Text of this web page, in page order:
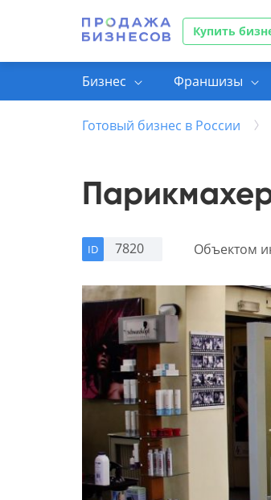
Купить
Бизнес Франшизы
Готовый бизнес в России
ID 7820 Объектом